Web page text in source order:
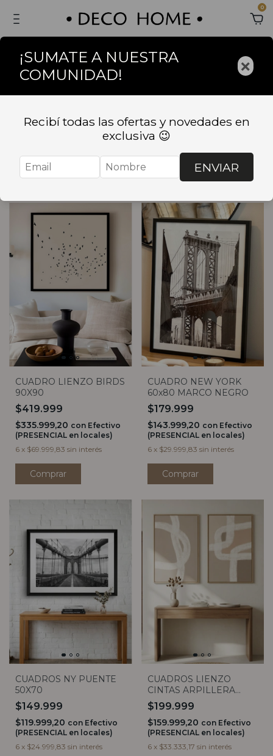
0
Inicio . DECORACION . CUADROS Y PORTARETRATOS .
Cuadros con lámina
Filtrar
CUADRO LIENZO BIRDS
90X90
$419.999
$335.999,20 con Efectivo
(PRESENCIAL en locales)
6 x $69.999,83 sin interés
Comprar
CUADRO NEW YORK
60x80 MARCO NEGRO
$179.999
$143.999,20 con Efectivo
(PRESENCIAL en locales)
6 x $29.999,83 sin interés
Comprar
CUADROS NY PUENTE
50X70
$149.999
$119.999,20 con Efectivo
(PRESENCIAL en locales)
6 x $24.999,83 sin interés
CUADROS LIENZO
CINTAS ARPILLERA
40x60
$199.999
$159.999,20 con Efectivo
(PRESENCIAL en locales)
6 x $33.333,17 sin interés
¡SUMATE A NUESTRA
COMUNIDAD!
×
Recibí todas las ofertas y novedades en
exclusiva 😉
ENVIAR